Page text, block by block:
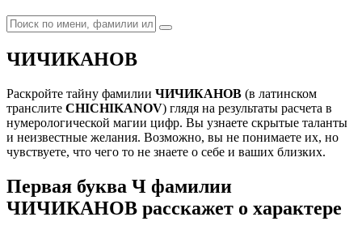
ЧИЧИКАНОВ
Раскройте тайну фамилии ЧИЧИКАНОВ (в латинском
транслите CHICHIKANOV) глядя на результаты расчета в
нумерологической магии цифр. Вы узнаете скрытые таланты
и неизвестные желания. Возможно, вы не понимаете их, но
чувствуете, что чего то не знаете о себе и ваших близких.
Первая буква Ч фамилии
ЧИЧИКАНОВ расскажет о характере